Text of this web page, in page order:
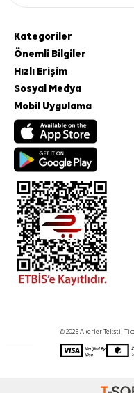
Kategoriler
Önemli Bilgiler
Hızlı Erişim
Sosyal Medya
Mobil Uygulama
© 2025 Akerler Tekstil